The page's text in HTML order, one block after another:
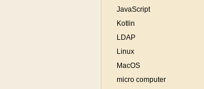
JavaScript
Kotlin
LDAP
Linux
MacOS
micro computer